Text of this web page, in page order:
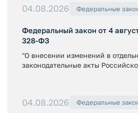
04.08.2026 Федеральные
Федеральный закон от 4
328-ФЗ
"О внесении изменений в
законодательные акты
04.08.2026 Федеральные